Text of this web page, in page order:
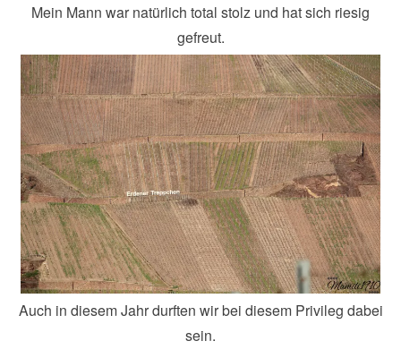
Mein Mann war natürlich total stolz und hat sich riesig
gefreut.
Auch in diesem Jahr durften wir bei diesem Privileg dabei
sein.